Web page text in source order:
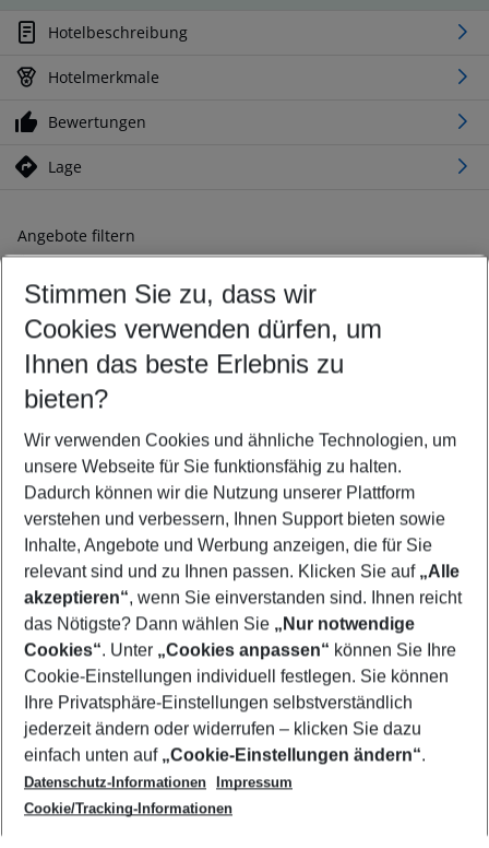
Hotelbeschreibung
Hotelmerkmale
Bewertungen
Lage
Angebote filtern
Ändern Sie Ihre Kriterien nach Ihren Wünschen
Abflughafen wählen
Beliebiger Abflughafen
Reisezeitraum wählen
12.08.26– 10.08.27 5-8 Nächte
2 Erwachsene Keine Kinder
Mehr Filter anzeigen
Footer
Footer navigation
Über uns
AGB
Cookie-Einstellungen ändern
Cookie-Richtlinie
Datenschutz
Service & Hilfe
Barrierefreies Reisen
Check-in
Folgen Sie uns
Stimmen Sie zu, dass wir
Cookies verwenden dürfen, um
Ihnen das beste Erlebnis zu
bieten?
Wir verwenden Cookies und ähnliche Technologien, um
unsere Webseite für Sie funktionsfähig zu halten.
Dadurch können wir die Nutzung unserer Plattform
verstehen und verbessern, Ihnen Support bieten sowie
Inhalte, Angebote und Werbung anzeigen, die für Sie
relevant sind und zu Ihnen passen. Klicken Sie auf „Alle
akzeptieren“, wenn Sie einverstanden sind. Ihnen reicht
das Nötigste? Dann wählen Sie „Nur notwendige
Cookies“. Unter „Cookies anpassen“ können Sie Ihre
Cookie-Einstellungen individuell festlegen. Sie können
Ihre Privatsphäre-Einstellungen selbstverständlich
jederzeit ändern oder widerrufen – klicken Sie dazu
einfach unten auf „Cookie-Einstellungen ändern“.
Datenschutz-Informationen
Impressum
Cookie/Tracking-Informationen